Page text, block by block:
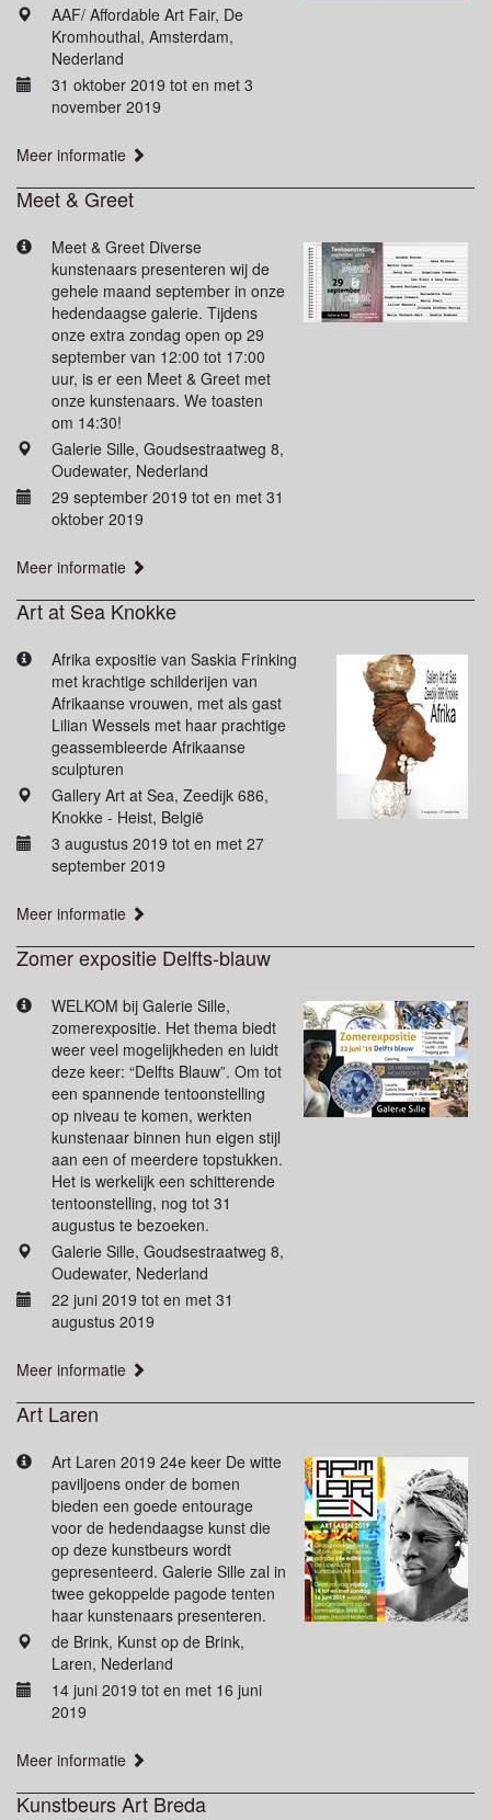
AAF/ Affordable Art Fair, De
Kromhouthal, Amsterdam,
Nederland
31 oktober 2019 tot en met 3
november 2019
Meer informatie
Meet & Greet
Meet & Greet Diverse
kunstenaars presenteren wij de
gehele maand september in onze
hedendaagse galerie. Tijdens
onze extra zondag open op 29
september van 12:00 tot 17:00
uur, is er een Meet & Greet met
onze kunstenaars. We toasten
om 14:30!
Galerie Sille, Goudsestraatweg 8,
Oudewater, Nederland
29 september 2019 tot en met 31
oktober 2019
Meer informatie
Art at Sea Knokke
Afrika expositie van Saskia Frinking
met krachtige schilderijen van
Afrikaanse vrouwen, met als gast
Lilian Wessels met haar prachtige
geassembleerde Afrikaanse
sculpturen
Gallery Art at Sea, Zeedijk 686,
Knokke - Heist, België
3 augustus 2019 tot en met 27
september 2019
Meer informatie
Zomer expositie Delfts-blauw
WELKOM bij Galerie Sille,
zomerexpositie. Het thema biedt
weer veel mogelijkheden en luidt
deze keer: “Delfts Blauw”. Om tot
een spannende tentoonstelling
op niveau te komen, werkten
kunstenaar binnen hun eigen stijl
aan een of meerdere topstukken.
Het is werkelijk een schitterende
tentoonstelling, nog tot 31
augustus te bezoeken.
Galerie Sille, Goudsestraatweg 8,
Oudewater, Nederland
22 juni 2019 tot en met 31
augustus 2019
Meer informatie
Art Laren
Art Laren 2019 24e keer De witte
paviljoens onder de bomen
bieden een goede entourage
voor de hedendaagse kunst die
op deze kunstbeurs wordt
gepresenteerd. Galerie Sille zal in
twee gekoppelde pagode tenten
haar kunstenaars presenteren.
de Brink, Kunst op de Brink,
Laren, Nederland
14 juni 2019 tot en met 16 juni
2019
Meer informatie
Kunstbeurs Art Breda